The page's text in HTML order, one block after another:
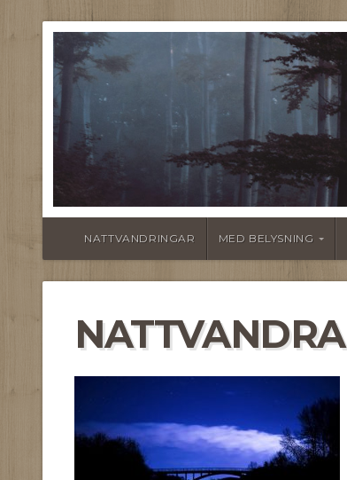
NATTVANDRINGAR MED BELYSNING
NATTVANDRA